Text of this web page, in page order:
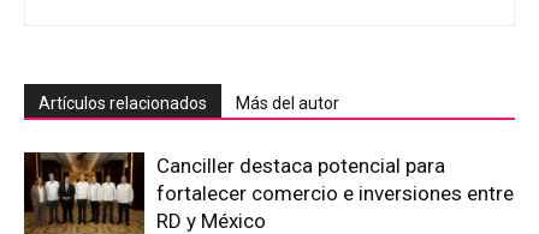
Artículos relacionados Más del autor
Canciller destaca potencial para
fortalecer comercio e inversiones entre
RD y México